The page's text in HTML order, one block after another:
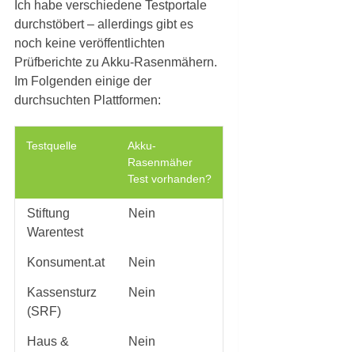
Ich habe verschiedene Testportale
durchstöbert – allerdings gibt es
noch keine veröffentlichten
Prüfberichte zu Akku-Rasenmähern.
Im Folgenden einige der
durchsuchten Plattformen:
Testquelle
Akku-
Rasenmäher
Test vorhanden?
Stiftung
Warentest
Nein
Konsument.at Nein
Kassensturz
(SRF)
Nein
Haus &
Nein